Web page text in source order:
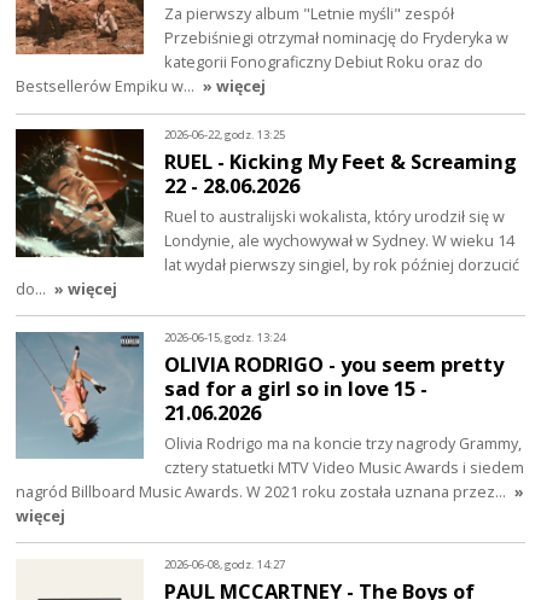
Za pierwszy album "Letnie myśli" zespół
Przebiśniegi otrzymał nominację do Fryderyka w
kategorii Fonograficzny Debiut Roku oraz do
Bestsellerów Empiku w… » więcej
2026-06-22, godz. 13:25
RUEL - Kicking My Feet & Screaming
22 - 28.06.2026
Ruel to australijski wokalista, który urodził się w
Londynie, ale wychowywał w Sydney. W wieku 14
lat wydał pierwszy singiel, by rok później dorzucić
do… » więcej
2026-06-15, godz. 13:24
OLIVIA RODRIGO - you seem pretty
sad for a girl so in love 15 -
21.06.2026
Olivia Rodrigo ma na koncie trzy nagrody Grammy,
cztery statuetki MTV Video Music Awards i siedem
nagród Billboard Music Awards. W 2021 roku została uznana przez… »
więcej
2026-06-08, godz. 14:27
PAUL MCCARTNEY - The Boys of